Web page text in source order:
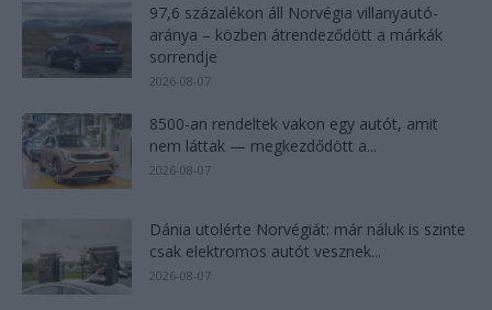
97,6 százalékon áll Norvégia villanyautó-
aránya – közben átrendeződött a márkák
sorrendje
2026-08-07
8500-an rendeltek vakon egy autót, amit
nem láttak — megkezdődött a...
2026-08-07
Dánia utolérte Norvégiát: már náluk is szinte
csak elektromos autót vesznek...
2026-08-07